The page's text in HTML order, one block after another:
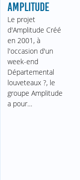
AMPLITUDE
Le projet
d'Amplitude Créé
en 2001, à
l'occasion d'un
week-end
Départemental
louveteaux ?, le
groupe Amplitude
a pour…